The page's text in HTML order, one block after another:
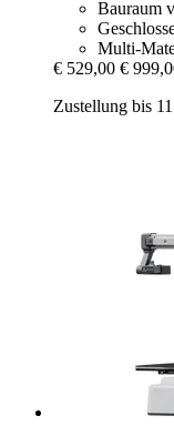
Bauraum
Multi-
€ 529,00 €
Zustellung bis